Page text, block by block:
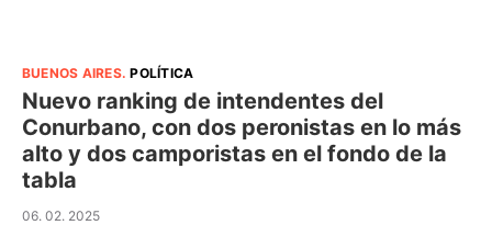
BUENOS AIRES.POLÍTICA
Nuevo ranking de intendentes del
Conurbano, con dos peronistas en lo más
alto y dos camporistas en el fondo de la
tabla
06. 02. 2025